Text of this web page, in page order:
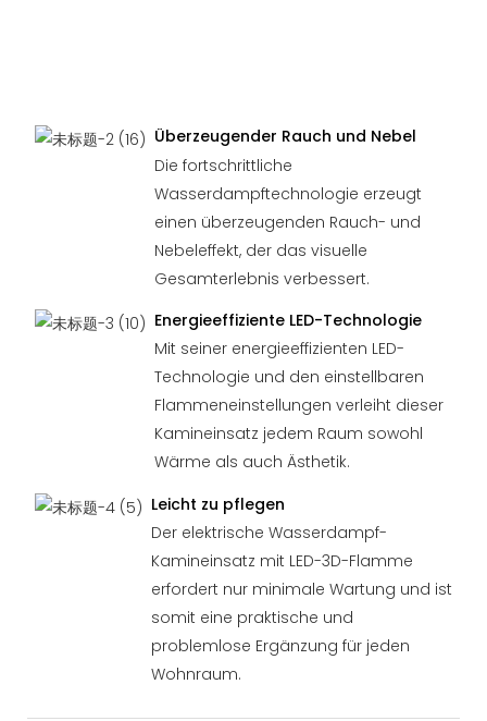
Überzeugender Rauch und Nebel
Die fortschrittliche
Wasserdampftechnologie erzeugt
einen überzeugenden Rauch- und
Nebeleffekt, der das visuelle
Gesamterlebnis verbessert.
Energieeffiziente LED-Technologie
Mit seiner energieeffizienten LED-
Technologie und den einstellbaren
Flammeneinstellungen verleiht dieser
Kamineinsatz jedem Raum sowohl
Wärme als auch Ästhetik.
Leicht zu pflegen
Der elektrische Wasserdampf-
Kamineinsatz mit LED-3D-Flamme
erfordert nur minimale Wartung und ist
somit eine praktische und
problemlose Ergänzung für jeden
Wohnraum.